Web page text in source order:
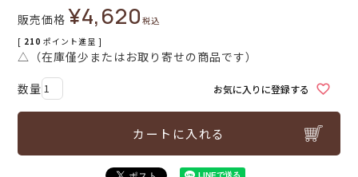
販売価格 ¥4,620税込
[ 210 ポイント進呈 ]
△（在庫僅少またはお取り寄せの商品です）
お気に入りに登録する
カートに入れる